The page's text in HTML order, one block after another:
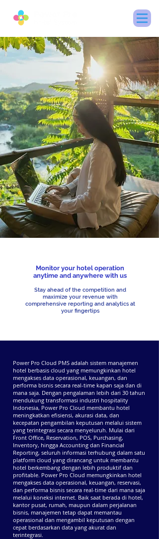
Monitor your hotel operation
anytime and anywhere with us
Stay ahead of the competition and
maximize your revenue with
comprehensive reporting and analytics at
your fingertips
Power Pro Cloud PMS adalah sistem manajemen
hotel berbasis cloud yang memungkinkan hotel
mengakses data operasional, keuangan, dan
performa bisnis secara real-time kapan saja dan di
mana saja. Dengan pengalaman lebih dari 30 tahun
mendukung transformasi industri hospitality
Indonesia, Power Pro Cloud membantu hotel
meningkatkan efisiensi, akurasi data, dan
kecepatan pengambilan keputusan melalui sistem
yang terintegrasi secara menyeluruh. Mulai dari
Front Office, Reservation, POS, Purchasing,
Inventory, hingga Accounting dan Financial
Reporting, seluruh informasi terhubung dalam satu
platform cloud yang dirancang untuk membantu
hotel berkembang dengan lebih produktif dan
profitable. Power Pro Cloud memungkinkan hotel
mengakses data operasional, keuangan, reservasi,
dan performa bisnis secara real-time dari mana saja
melalui koneksi internet. Baik saat berada di hotel,
kantor pusat, rumah, maupun dalam perjalanan
bisnis, manajemen tetap dapat memantau
operasional dan mengambil keputusan dengan
cepat berdasarkan data yang akurat dan
terintegrasi.